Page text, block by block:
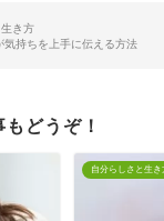
き方
気持ちを上手に伝える方法
どうぞ！
自分らしさと生き